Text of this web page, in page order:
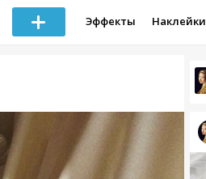
Эффекты Наклейки